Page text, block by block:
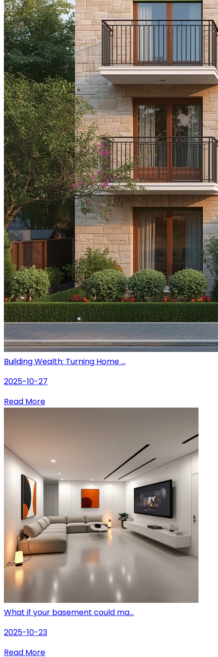
Building Wealth: Turning Home ...
2025-10-27
Read More
What if your basement could ma...
2025-10-23
Read More